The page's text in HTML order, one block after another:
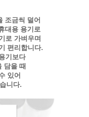
조금씩 덜어
대용 용기로
로 가벼우며
편리합니다.
기보다
담을 때
있어
니다.